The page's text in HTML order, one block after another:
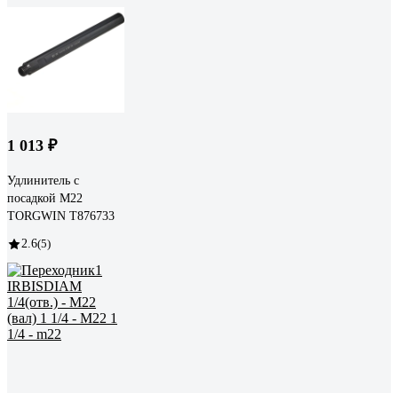
1 013 ₽
Удлинитель с
посадкой М22
TORGWIN T876733
2.6(5)